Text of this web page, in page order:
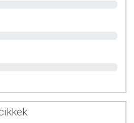
adagja, mint minden CBD terméknél,
egészségi állapotának megfelelő
olaj ajánlott napi mennyisége 3-4 csepp,
a kiválasztott olajtól függetlenül,
kell kezdeni!